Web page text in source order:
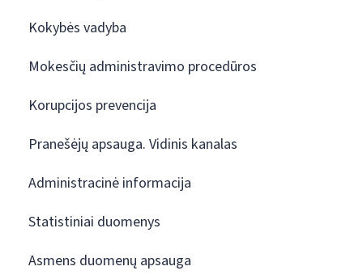
Kokybės vadyba
Mokesčių administravimo procedūros
Korupcijos prevencija
Pranešėjų apsauga. Vidinis kanalas
Administracinė informacija
Statistiniai duomenys
Asmens duomenų apsauga